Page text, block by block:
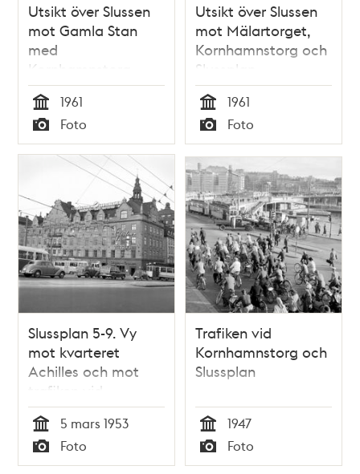
Utsikt över Slussen
mot Gamla Stan
med
Kornhamnstorg,
Slussterrassen och
Slussplan
Tid
1961
Typ
Foto
Utsikt över Slussen
mot Mälartorget,
Kornhamnstorg och
Slussplan
Tid
1961
Typ
Foto
Slussplan 5-9. Vy
mot kvarteret
Achilles och mot
trafiken vid
Slussplan
Tid
5 mars 1953
Typ
Foto
Trafiken vid
Kornhamnstorg och
Slussplan
Tid
1947
Typ
Foto